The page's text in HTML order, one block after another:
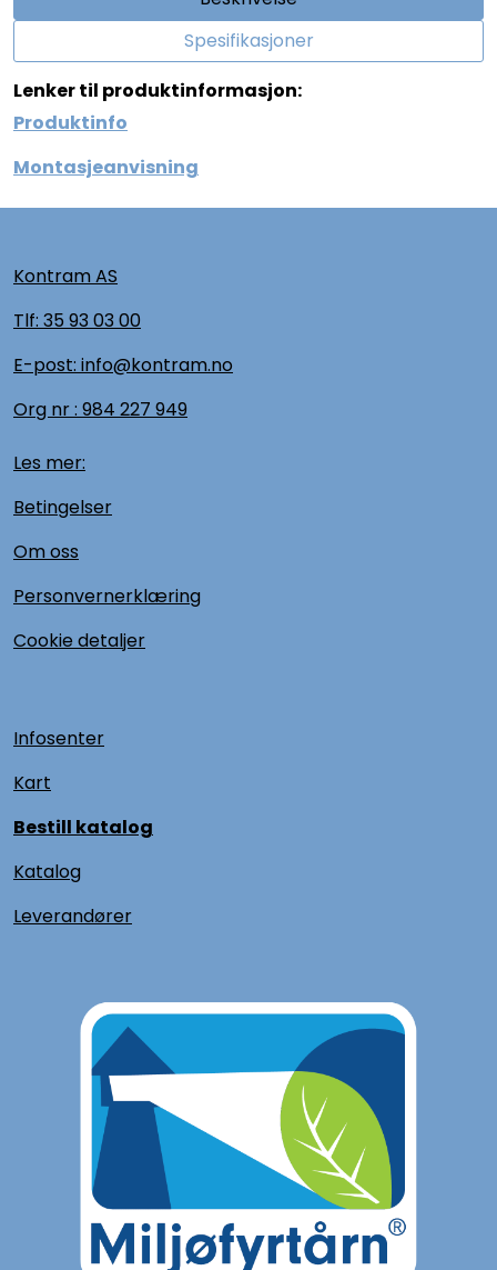
Spesifikasjoner
Lenker til produktinformasjon:
Produktinfo
Montasjeanvisning
Kontram AS
Tlf: 35 93 03 00
E-post: info@kontram.no
Org nr : 984 227 949
Les mer:
Betingelser
Om oss
Personvernerklæring
Cookie detaljer
Infosenter
Kart
Bestill katalog
Katalog
Leverandører